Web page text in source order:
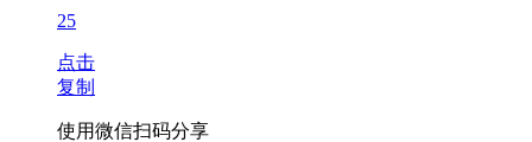
25
点击
复制
使用微信扫码分享